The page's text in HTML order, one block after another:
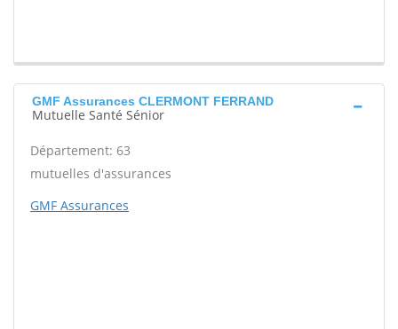
GMF Assurances CLERMONT FERRAND
Mutuelle Santé Sénior
Département: 63
mutuelles d'assurances
GMF Assurances